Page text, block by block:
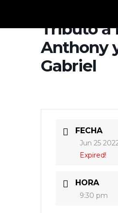
Tributo a
Anthony
Gabriel
FECHA
Jun 25
Expired!
HORA
9:30 pm